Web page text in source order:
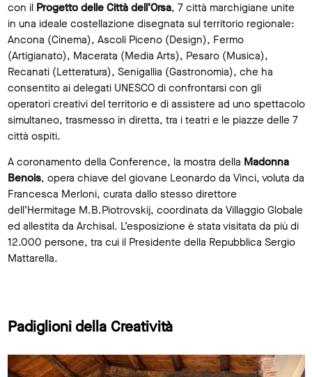
con il Progetto delle Città dell’Orsa, 7 città marchigiane unite
in una ideale costellazione disegnata sul territorio regionale:
Ancona (Cinema), Ascoli Piceno (Design), Fermo
(Artigianato), Macerata (Media Arts), Pesaro (Musica),
Recanati (Letteratura), Senigallia (Gastronomia), che ha
consentito ai delegati UNESCO di confrontarsi con gli
operatori creativi del territorio e di assistere ad uno spettacolo
simultaneo, trasmesso in diretta, tra i teatri e le piazze delle 7
città ospiti.
A coronamento della Conference, la mostra della Madonna
Benois, opera chiave del giovane Leonardo da Vinci, voluta da
Francesca Merloni, curata dallo stesso direttore
dell’Hermitage M.B.Piotrovskij, coordinata da Villaggio Globale
ed allestita da Archisal. L’esposizione è stata visitata da più di
12.000 persone, tra cui il Presidente della Repubblica Sergio
Mattarella.
Padiglioni della Creatività